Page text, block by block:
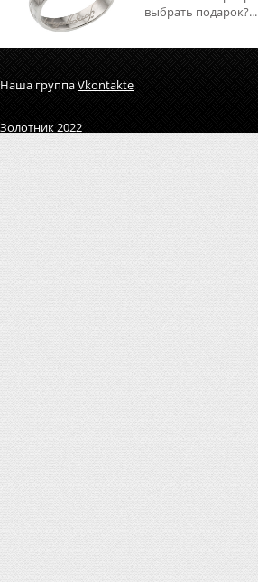
выбрать подарок?...
Наша группаVkontakte
Золотник 2022